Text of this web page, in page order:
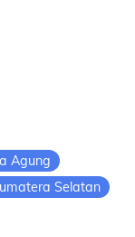
Agung
Selatan